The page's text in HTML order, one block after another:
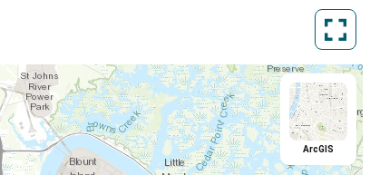
ArcGIS